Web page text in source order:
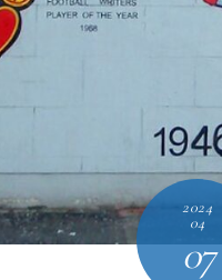
2024
04
07